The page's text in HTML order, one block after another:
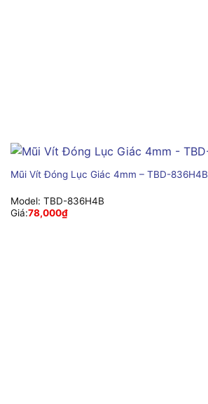
Mũi Vít Đóng Lục Giác 4mm – TBD-836H4B
Model: TBD-836H4B
Giá:78,000₫